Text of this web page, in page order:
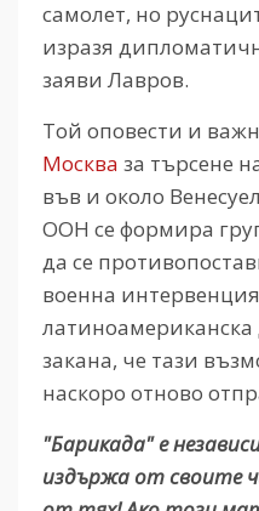
самолет, но
изразя
заяви Лавров.
Той оповести и
Москва за търсене
във и около
ООН се формира
да се
военна
закана, че тази
наскоро отново
"Барикада" е
издържа от своите